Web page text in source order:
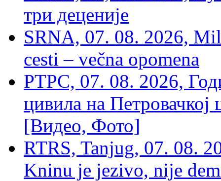
три деценије
SRNA, 07. 08. 2026,
cesti – večna opomena
РТРС, 07. 08. 2026,
цивила на Петровачкој
[Видео, Фото]
RTRS, Tanjug, 07. 08.
Kninu je jezivo, nije